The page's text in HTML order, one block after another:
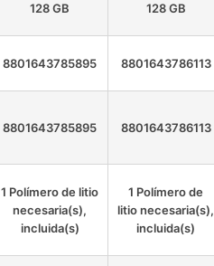
128 GB 128 GB
8801643785895 8801643786113
8801643785895 8801643786113
1 Polímero de litio
necesaria(s),
incluida(s)
1 Polímero de
litio necesaria(s),
incluida(s)